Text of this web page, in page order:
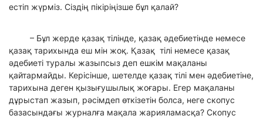
естіп жүрміз. Сіздің пікіріңізше бұл қалай?
– Бұл жерде қазақ тілінде, қазақ әдебиетінде немесе
қазақ тарихында еш мін жоқ. Қазақ тілі немесе қазақ
әдебиеті туралы жазыпсыз деп ешкім мақаланы
қайтармайды. Керісінше, шетелде қазақ тілі мен әдебиетіне,
тарихына деген қызығушылық жоғары. Егер мақаланы
дұрыстап жазып, рәсімдеп өткізетін болса, неге скопус
базасындағы журналға мақала жарияламасқа? Скопус